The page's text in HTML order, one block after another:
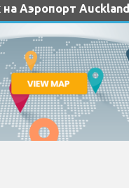
на Аэропорт Auckland